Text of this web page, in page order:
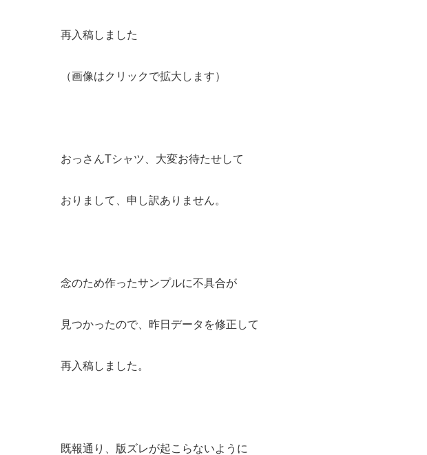
再入稿しました
（画像はクリックで拡大します）
おっさんTシャツ、大変お待たせして
おりまして、申し訳ありません。
念のため作ったサンプルに不具合が
見つかったので、昨日データを修正して
再入稿しました。
既報通り、版ズレが起こらないように